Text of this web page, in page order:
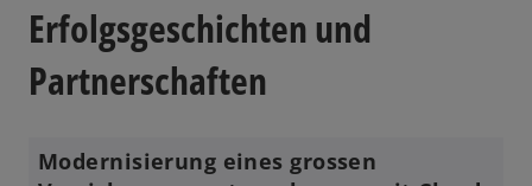
Erfolgsgeschichten und
Partnerschaften
Modernisierung eines grossen